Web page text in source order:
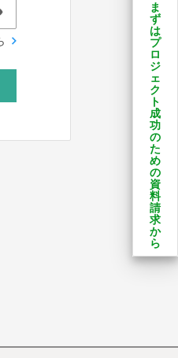
ま
ず
は
プ
ロ
ジ
ェ
ク
ト
成
功
の
た
め
の
資
料
請
求
か
ら